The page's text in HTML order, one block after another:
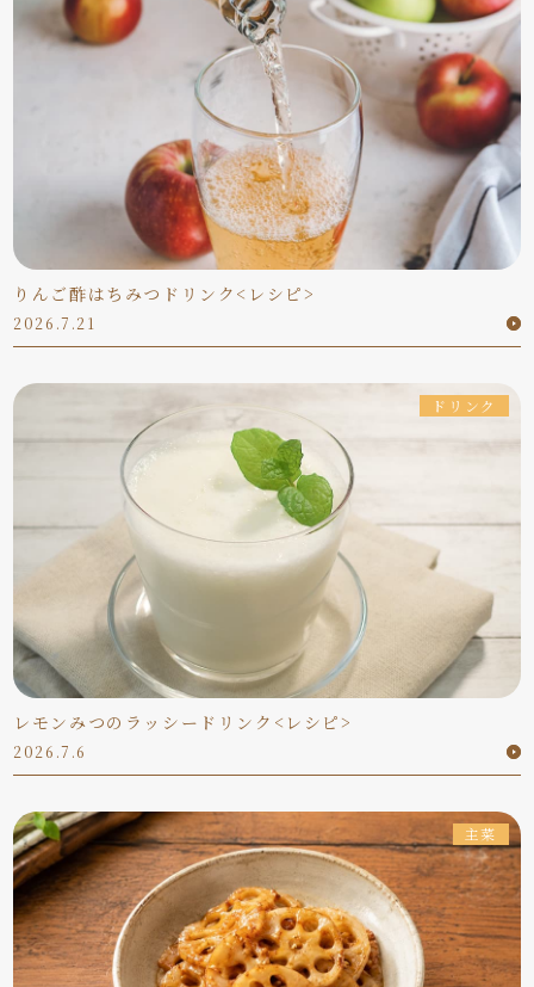
りんご酢はちみつドリンク<レシピ>
2026.7.21
ドリンク
レモンみつのラッシードリンク<レシピ>
2026.7.6
主菜